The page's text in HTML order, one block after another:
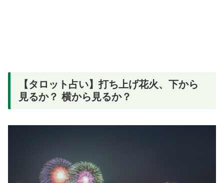
【タロット占い】打ち上げ花火、下から
見るか？ 横から見るか？